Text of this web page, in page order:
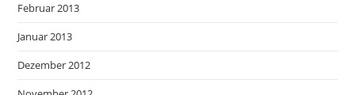
Februar 2013
Januar 2013
Dezember 2012